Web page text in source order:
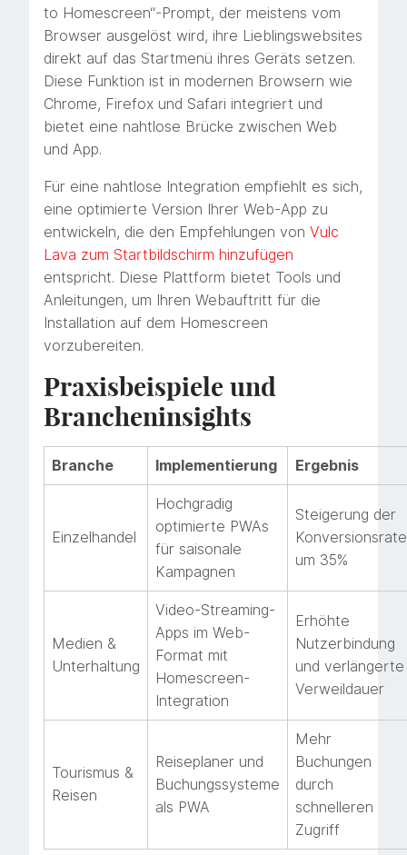
to Homescreen“-Prompt, der meistens vom
Browser ausgelöst wird, ihre Lieblingswebsites
direkt auf das Startmenü ihres Geräts setzen.
Diese Funktion ist in modernen Browsern wie
Chrome, Firefox und Safari integriert und
bietet eine nahtlose Brücke zwischen Web
und App.
Für eine nahtlose Integration empfiehlt es sich,
eine optimierte Version Ihrer Web-App zu
entwickeln, die den Empfehlungen von Vulc
Lava zum Startbildschirm hinzufügen
entspricht. Diese Plattform bietet Tools und
Anleitungen, um Ihren Webauftritt für die
Installation auf dem Homescreen
vorzubereiten.
Praxisbeispiele und
Brancheninsights
Branche Implementierung Ergebnis
Einzelhandel
Hochgradig
optimierte PWAs
für saisonale
Kampagnen
Steigerung der
Konversionsrate
um 35%
Medien &
Unterhaltung
Video-Streaming-
Apps im Web-
Format mit
Homescreen-
Integration
Erhöhte
Nutzerbindung
und verlängerte
Verweildauer
Tourismus &
Reisen
Reiseplaner und
Buchungssysteme
als PWA
Mehr
Buchungen
durch
schnelleren
Zugriff